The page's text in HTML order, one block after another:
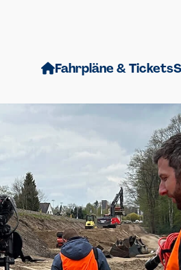
Fahrpläne & Tickets